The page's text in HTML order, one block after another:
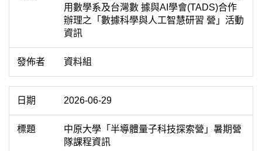
用數學系及台灣數 據與AI學會(TADS)合作
辦理之「數據科學與人工智慧研習 營」活動
資訊
資料組
2026-06-29
中原大學「半導體量子科技探索營」暑期營
隊課程資訊